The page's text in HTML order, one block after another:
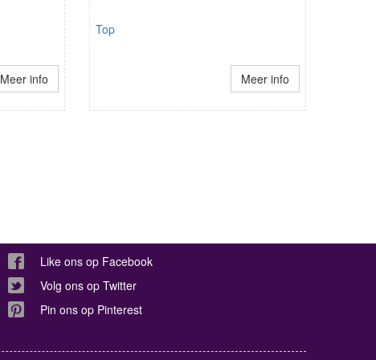
Meer info
Top
Meer info
Like ons op Facebook
Volg ons op Twitter
Pin ons op Pinterest